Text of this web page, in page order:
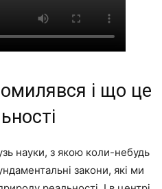
і що це
науки, з якою коли-небудь
закони, які ми